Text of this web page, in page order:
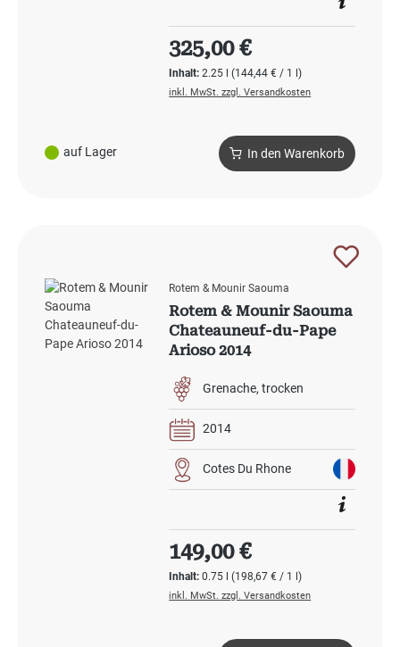
auf Lager
Inhalt:2.25 l(144,44 € / 1 l)
Regulärer Preis:
325,00 €
inkl. MwSt. zzgl. Versandkosten
In den Warenkorb
Rotem & Mounir Saouma
Rotem & Mounir Saouma
Chateauneuf-du-Pape
Arioso 2014
Grenache trocken
2014
Cotes Du Rhone
Inhalt:0.75 l(198,67 € / 1 l)
Regulärer Preis:
149,00 €
inkl. MwSt. zzgl. Versandkosten